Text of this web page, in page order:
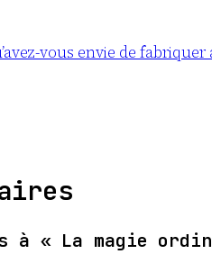
vous envie de fabriquer
à « La magie